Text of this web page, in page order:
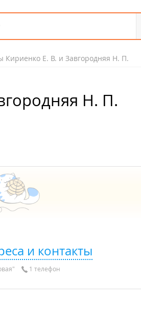
Кириенко Е. В. и Завгородняя Н. П.
Н. П.
и контакты
1 телефон